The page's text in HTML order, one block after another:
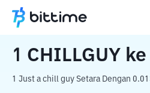
Beranda Konverter Kripto
1 CHILLGUY ke
1 Just a chill guy Setara Dengan